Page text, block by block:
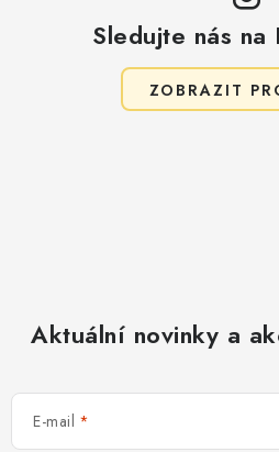
Sledujte nás na
ZOBRAZIT
Aktuální novinky a
E-mail